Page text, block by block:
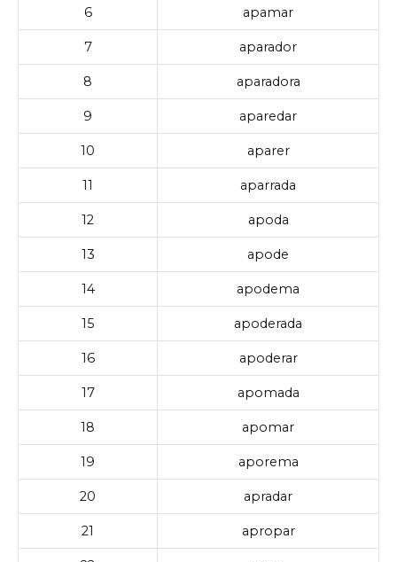
6 apamar
7 aparador
8 aparadora
9 aparedar
10 aparer
11 aparrada
12 apoda
13 apode
14 apodema
15 apoderada
16 apoderar
17 apomada
18 apomar
19 aporema
20 apradar
21 apropar